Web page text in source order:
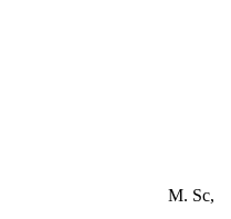
M. Sc,